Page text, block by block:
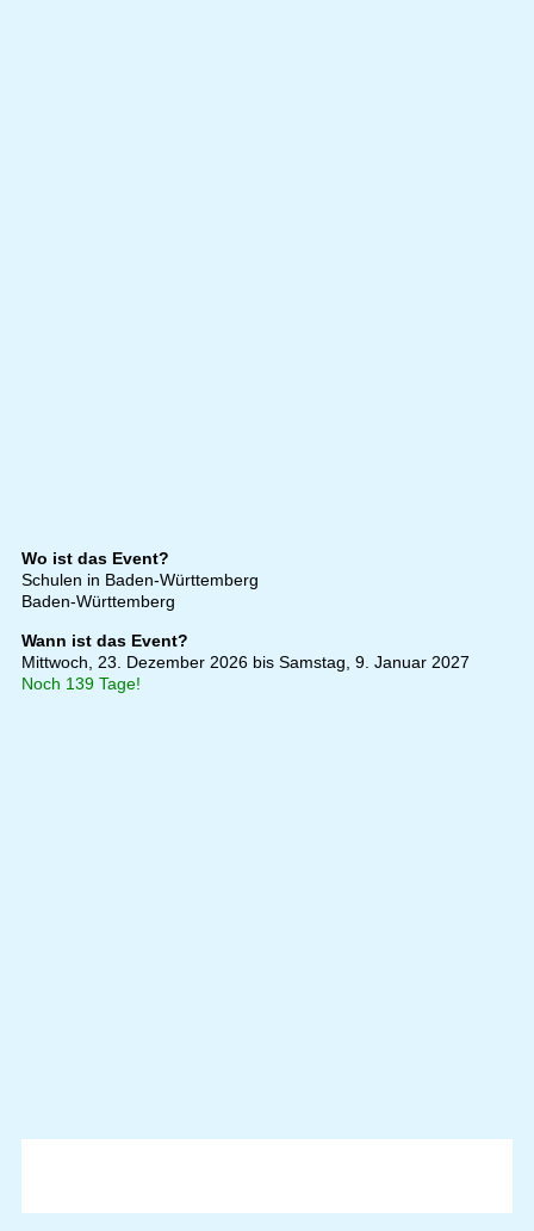
Wo ist das Event?
Schulen in Baden-Württemberg
Baden-Württemberg
Wann ist das Event?
Mittwoch, 23. Dezember 2026 bis Samstag, 9. Januar 2027
Noch 139 Tage!